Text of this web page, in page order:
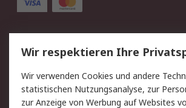
Service
Value Added Services
Rücksendungen
Kontakt
Hilfe
Wir respektieren Ihre
Wir verwenden Cookies und andere
statistischen Nutzungsanalyse, zur
zur Anzeige von Werbung auf Websites